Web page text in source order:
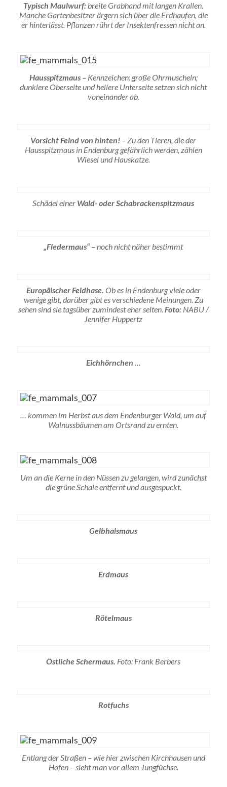
Typisch Maulwurf:breite Grabhand mit langen Krallen.
Manche Gartenbesitzer ärgern sich über die Erdhaufen, die
er hinterlässt. Pflanzen rührt der Insektenfressen nicht an.
Hausspitzmaus –Kennzeichen: große Ohrmuscheln;
dunklere Oberseite und hellere Unterseite setzen sich nicht
voneinander ab.
Vorsicht Feind von hinten! – Zu den Tieren, die der
Hausspitzmaus in Endenburg gefährlich werden, zählen
Wiesel und Hauskatze.
Schädel einer Wald- oder Schabrackenspitzmaus
„Fledermaus“– noch nicht näher bestimmt
Europäischer Feldhase. Ob es in Endenburg viele oder
wenige gibt, darüber gibt es verschiedene Meinungen. Zu
sehen sind sie tagsüber zumindest eher selten.Foto:NABU /
Jennifer Huppertz
Eichhörnchen …
… kommen im Herbst aus dem Endenburger Wald, um auf
Walnussbäumen am Ortsrand zu ernten.
Um an die Kerne in den Nüssen zu gelangen, wird zunächst
die grüne Schale entfernt und ausgespuckt.
Gelbhalsmaus
Erdmaus
Rötelmaus
Östliche Schermaus. Foto: Frank Berbers
Rotfuchs
Entlang der Straßen – wie hier zwischen Kirchhausen und
Hofen – sieht man vor allem Jungfüchse.